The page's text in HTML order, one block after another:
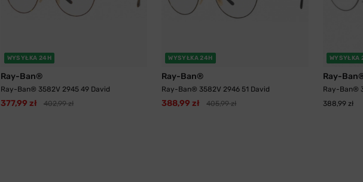
WYSYŁKA 24H
Ray-Ban®
Ray-Ban® 3582V 2945 49 David
377,99 zł 402,99 zł
WYSYŁKA 24H
Ray-Ban®
Ray-Ban® 3582V 2946 51 David
388,99 zł 405,99 zł
WYSYŁKA
Ray-
Ray-Ban®
388,99 zł